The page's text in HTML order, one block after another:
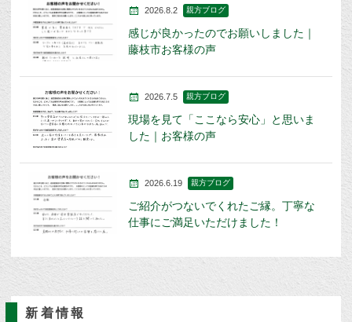
2026.8.2 親方ブログ
感じが良かったのでお願いしました｜
藤枝市お客様の声
2026.7.5 親方ブログ
現場を見て「ここなら安心」と思いま
した｜お客様の声
2026.6.19 親方ブログ
ご紹介がつないでくれたご縁。丁寧な
仕事にご満足いただけました！
新着情報